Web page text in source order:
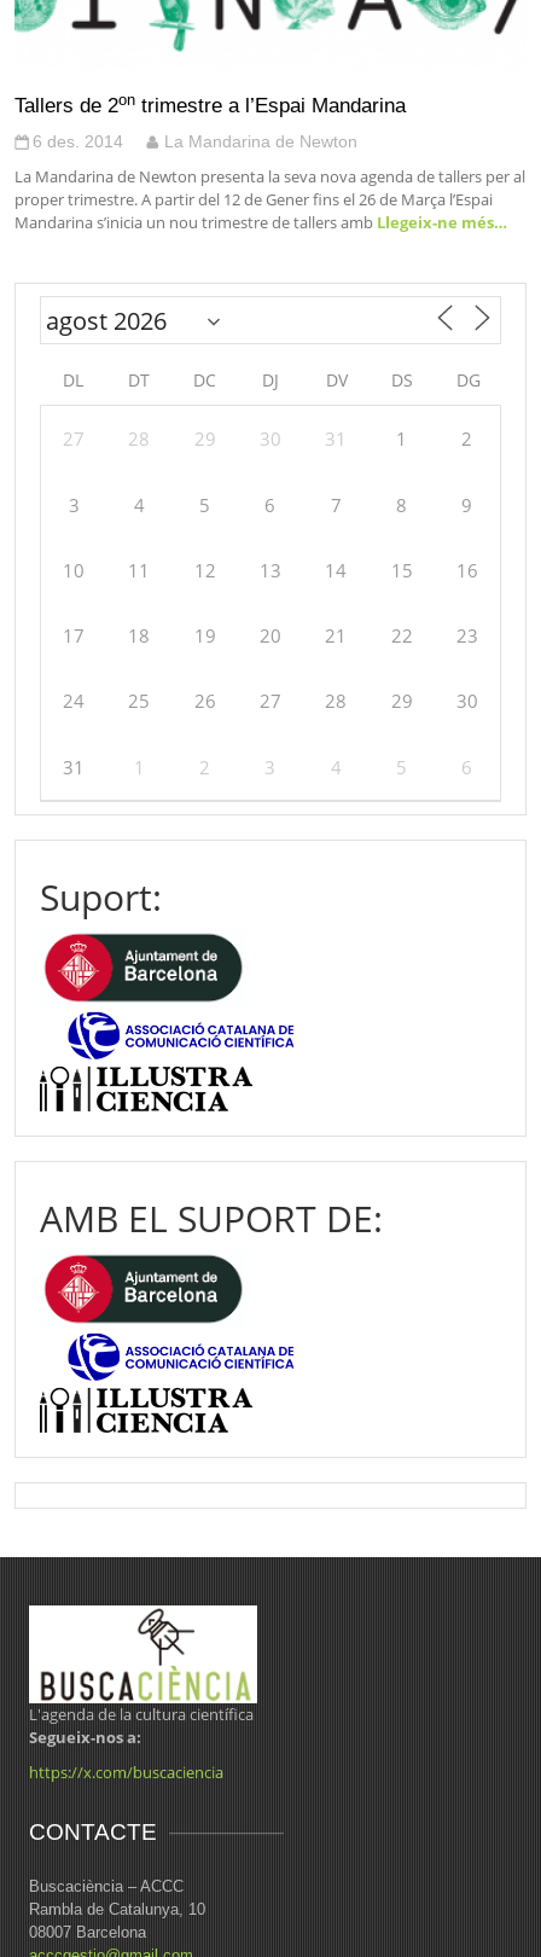
Tallers de 2on trimestre a l’Espai Mandarina
6 des. 2014 La Mandarina de Newton
La Mandarina de Newton presenta la seva nova agenda de tallers per al
proper trimestre. A partir del 12 de Gener fins el 26 de Marça l’Espai
Mandarina s’inicia un nou trimestre de tallers amb Llegeix-ne més…
DL DT DC DJ DV DS DG
27 28 29 30 31 1 2
3 4 5 6 7 8 9
10 11 12 13 14 15 16
17 18 19 20 21 22 23
24 25 26 27 28 29 30
31 1 2 3 4 5 6
Suport:
AMB EL SUPORT DE:
L'agenda de la cultura científica
Segueix-nos a:
https://x.com/buscaciencia
CONTACTE
Buscaciència – ACCC
Rambla de Catalunya, 10
08007 Barcelona